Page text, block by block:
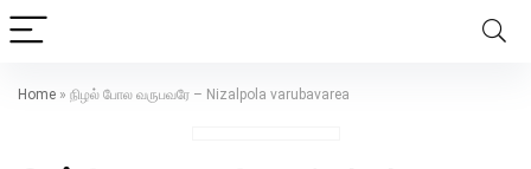
Home » நிழல் போல வருபவரே – Nizalpola varubavarea